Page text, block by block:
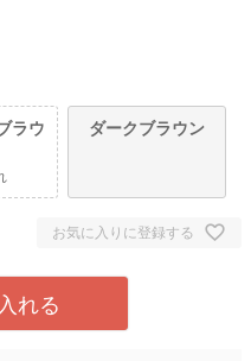
ラウ
ダークブラウン
お気に入りに登録する
れる